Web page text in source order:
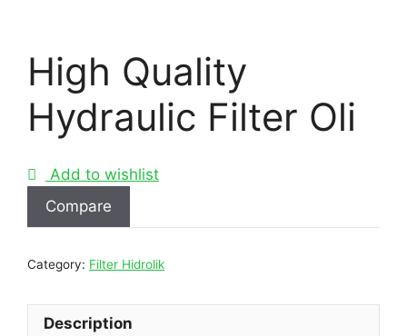
High Quality
Hydraulic Filter Oli
Add to wishlist
Compare
Category: Filter Hidrolik
Description